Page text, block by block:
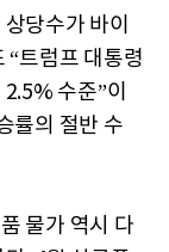
당수가 바이
“트럼프 대통령
수준”이
률의 절반 수
물가 역시 다